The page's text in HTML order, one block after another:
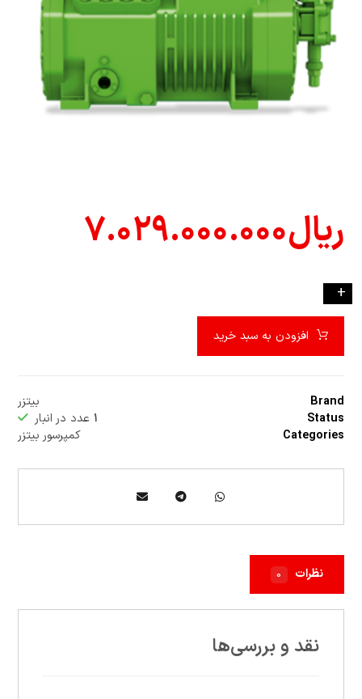
ریال۷.۰۲۹.۰۰۰.۰۰۰
+
افزودن به سبد خرید
Brand
بیتزر
Status
۱ عدد در انبار
Categories
کمپرسور بیتزر
نظرات ۰
نقد و بررسی‌ها